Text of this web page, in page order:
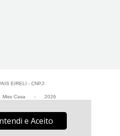
e Aceito
EIRELI - CNPJ:
Miss Casa - 2026